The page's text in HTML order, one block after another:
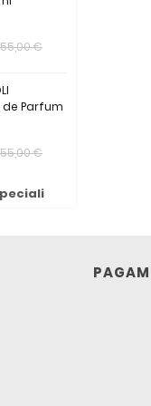
€
de Parfum
€